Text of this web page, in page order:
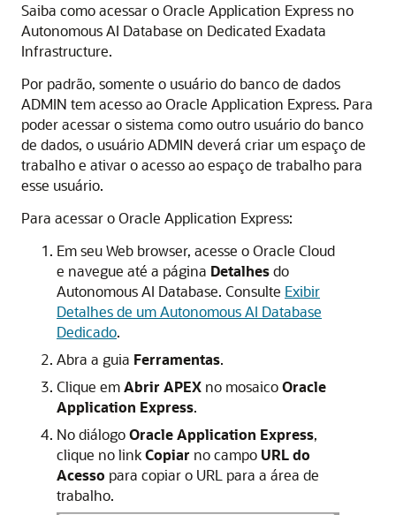
Saiba como acessar o Oracle Application Express no
Autonomous AI Database on Dedicated Exadata
Infrastructure.
Por padrão, somente o usuário do banco de dados
ADMIN tem acesso ao Oracle Application Express. Para
poder acessar o sistema como outro usuário do banco
de dados, o usuário ADMIN deverá criar um espaço de
trabalho e ativar o acesso ao espaço de trabalho para
esse usuário.
Para acessar o Oracle Application Express:
Em seu Web browser, acesse o Oracle Cloud
e navegue até a página Detalhesdo
Autonomous AI Database. Consulte Exibir
Detalhes de um Autonomous AI Database
Dedicado.
Abra a guia Ferramentas.
Clique emAbrir APEX no mosaicoOracle
Application Express.
No diálogoOracle Application Express,
clique no linkCopiar no campo URL do
Acesso para copiar o URL para a área de
trabalho.